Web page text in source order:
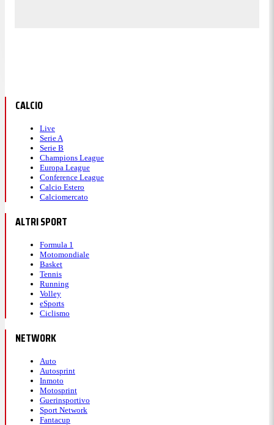
CALCIO
Live
Serie A
Serie B
Champions League
Europa League
Conference League
Calcio Estero
Calciomercato
ALTRI SPORT
Formula 1
Motomondiale
Basket
Tennis
Running
Volley
eSports
Ciclismo
NETWORK
Auto
Autosprint
Inmoto
Motosprint
Guerinsportivo
Sport Network
Fantacup